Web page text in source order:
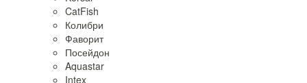
CatFish
Колибри
Фаворит
Посейдон
Aquastar
Intex